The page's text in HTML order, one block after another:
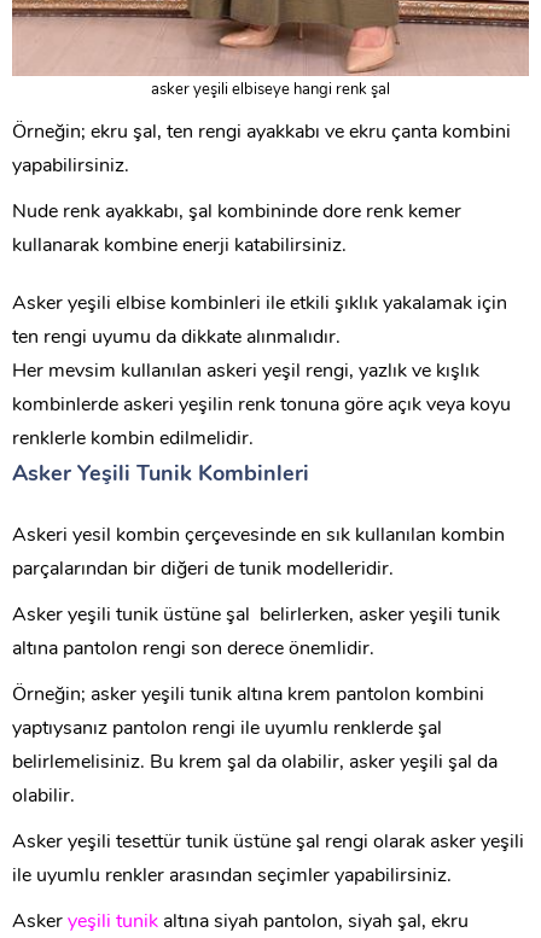
asker yeşili elbiseye hangi renk şal
Örneğin; ekru şal, ten rengi ayakkabı ve ekru çanta kombini
yapabilirsiniz.
Nude renk ayakkabı, şal kombininde dore renk kemer
kullanarak kombine enerji katabilirsiniz.
Asker yeşili elbise kombinleri ile etkili şıklık yakalamak için
ten rengi uyumu da dikkate alınmalıdır.
Her mevsim kullanılan askeri yeşil rengi, yazlık ve kışlık
kombinlerde askeri yeşilin renk tonuna göre açık veya koyu
renklerle kombin edilmelidir.
Asker Yeşili Tunik Kombinleri
Askeri yesil kombin çerçevesinde en sık kullanılan kombin
parçalarından bir diğeri de tunik modelleridir.
Asker yeşili tunik üstüne şal belirlerken, asker yeşili tunik
altına pantolon rengi son derece önemlidir.
Örneğin; asker yeşili tunik altına krem pantolon kombini
yaptıysanız pantolon rengi ile uyumlu renklerde şal
belirlemelisiniz. Bu krem şal da olabilir, asker yeşili şal da
olabilir.
Asker yeşili tesettür tunik üstüne şal rengi olarak asker yeşili
ile uyumlu renkler arasından seçimler yapabilirsiniz.
Asker yeşili tunik altına siyah pantolon, siyah şal, ekru